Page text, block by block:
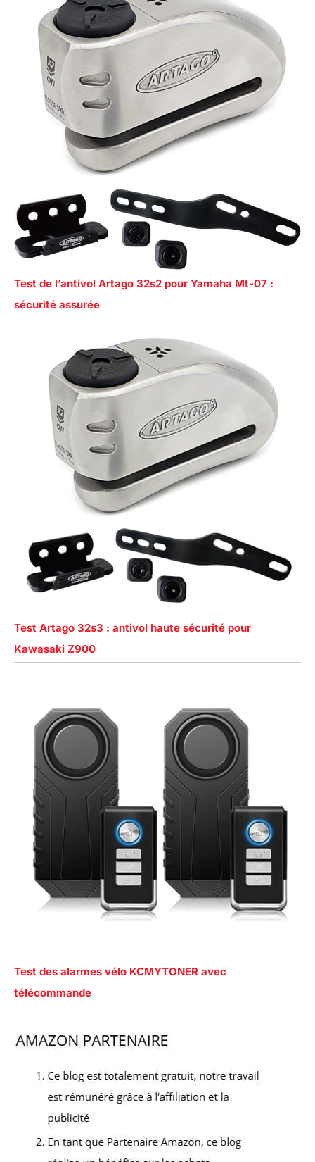
Test de l’antivol Artago 32s2 pour Yamaha Mt-07 :
sécurité assurée
Test Artago 32s3 : antivol haute sécurité pour
Kawasaki Z900
Test des alarmes vélo KCMYTONER avec
télécommande